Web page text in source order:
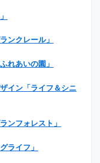
ンクレール」
れあいの園」
イン「ライフ＆シニ
ンフォレスト」
ライフ」